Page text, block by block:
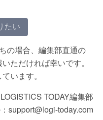
たい
の場合、編集部直通の
ただければ幸いです。
います。
LOGISTICS TODAY編集部
support@logi-today.com